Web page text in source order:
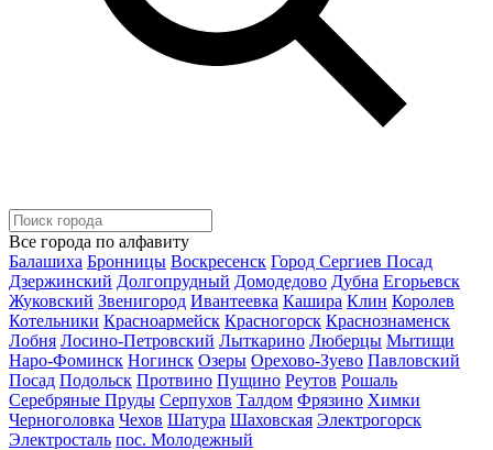
Все города по алфавиту
Балашиха Бронницы Воскресенск Город Сергиев Посад
Дзержинский Долгопрудный Домодедово Дубна Егорьевск
Жуковский Звенигород Ивантеевка Кашира Клин Королев
Котельники Красноармейск Красногорск Краснознаменск
Лобня Лосино-Петровский Лыткарино Люберцы Мытищи
Наро-Фоминск Ногинск Озеры Орехово-Зуево Павловский
Посад Подольск Протвино Пущино Реутов Рошаль
Серебряные Пруды Серпухов Талдом Фрязино Химки
Черноголовка Чехов Шатура Шаховская Электрогорск
Электросталь пос. Молодежный